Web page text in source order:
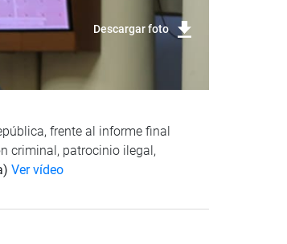
Descargar foto
frente al informe final
criminal, patrocinio ilegal,
Ver vídeo